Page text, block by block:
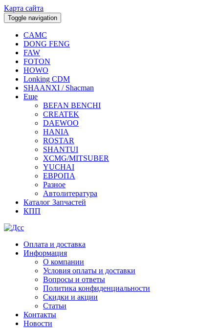
Карта сайта
Toggle navigation
CAMC
DONG FENG
FAW
FOTON
HOWO
Lonking CDM
SHAANXI / Shacman
Еще
BEFAN BENCHI
CREATEK
DAEWOO
HANIA
ROSTAR
SHANTUI
XCMG/MITSUBER
YUCHAI
ЕВРОПА
Разное
Aвтолитература
Каталог Запчастей
КПП
Оплата и доставка
Информация
О компании
Условия оплаты и доставки
Вопросы и ответы
Политика конфиденциальности
Скидки и акции
Статьи
Контакты
Новости